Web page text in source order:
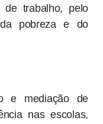
de trabalho, pelo
pobreza e do
e mediação de
nas escolas,